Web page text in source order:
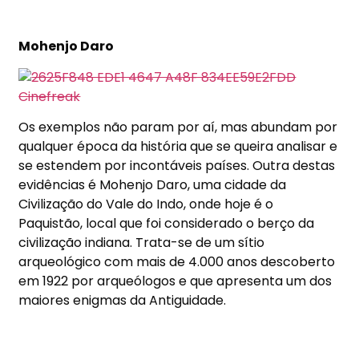
Mohenjo Daro
Os exemplos não param por aí, mas abundam por
qualquer época da história que se queira analisar e
se estendem por incontáveis países. Outra destas
evidências é Mohenjo Daro, uma cidade da
Civilização do Vale do Indo, onde hoje é o
Paquistão, local que foi considerado o berço da
civilização indiana. Trata-se de um sítio
arqueológico com mais de 4.000 anos descoberto
em 1922 por arqueólogos e que apresenta um dos
maiores enigmas da Antiguidade.